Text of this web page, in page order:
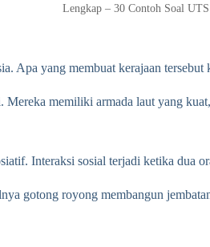
Lengkap – 30 Contoh Soal
Apa yang membuat kerajaan
memiliki armada laut yang
Interaksi sosial terjadi ketika dua
gotong royong membangun